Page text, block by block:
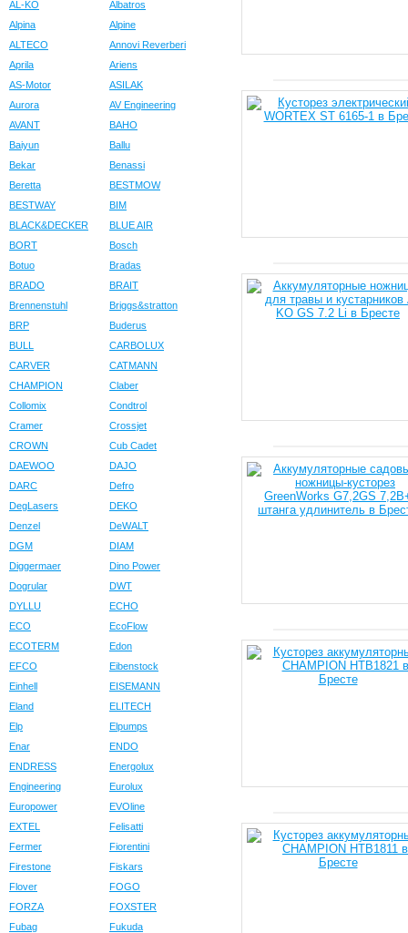
AL-KO
Albatros
Alpina
Alpine
ALTECO
Annovi Reverberi
Aprila
Ariens
AS-Motor
ASILAK
Aurora
AV Engineering
AVANT
BAHO
Baiyun
Ballu
Bekar
Benassi
Beretta
BESTMOW
BESTWAY
BIM
BLACK&DECKER
BLUE AIR
BORT
Bosch
Botuo
Bradas
BRADO
BRAIT
Brennenstuhl
Briggs&stratton
BRP
Buderus
BULL
CARBOLUX
CARVER
CATMANN
CHAMPION
Claber
Collomix
Condtrol
Cramer
Crossjet
CROWN
Cub Cadet
DAEWOO
DAJO
DARC
Defro
DegLasers
DEKO
Denzel
DeWALT
DGM
DIAM
Diggermaer
Dino Power
Dogrular
DWT
DYLLU
ECHO
ECO
EcoFlow
ECOTERM
Edon
EFCO
Eibenstock
Einhell
EISEMANN
Eland
ELITECH
Elp
Elpumps
Enar
ENDO
ENDRESS
Energolux
Engineering
Eurolux
Europower
EVOline
EXTEL
Felisatti
Fermer
Fiorentini
Firestone
Fiskars
Flover
FOGO
FORZA
FOXSTER
Fubag
Fukuda